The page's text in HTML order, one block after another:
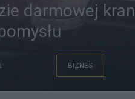
darmowej
BIZNES